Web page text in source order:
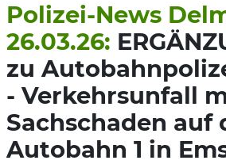
Polizei-News
26.03.26:
zu
- Verkehrsunfall
Sachschaden auf
Autobahn 1 in